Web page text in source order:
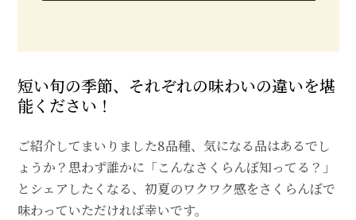
短い旬の季節、それぞれの味わいの違いを堪
能ください！
ご紹介してまいりました8品種、気になる品はあるでし
ょうか？思わず誰かに「こんなさくらんぼ知ってる？」
とシェアしたくなる、初夏のワクワク感をさくらんぼで
味わっていただければ幸いです。